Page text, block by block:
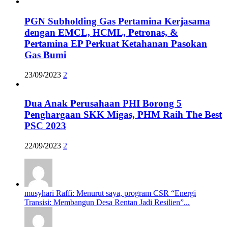
PGN Subholding Gas Pertamina Kerjasama
dengan EMCL, HCML, Petronas, &
Pertamina EP Perkuat Ketahanan Pasokan
Gas Bumi
23/09/2023 2
Dua Anak Perusahaan PHI Borong 5
Penghargaan SKK Migas, PHM Raih The Best
PSC 2023
22/09/2023 2
musyhari Raffi: Menurut saya, program CSR “Energi
Transisi: Membangun Desa Rentan Jadi Resilien”...